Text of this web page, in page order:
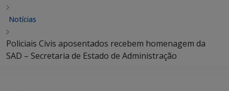
Notícias
Policiais Civis aposentados recebem homenagem da
SAD – Secretaria de Estado de Administração